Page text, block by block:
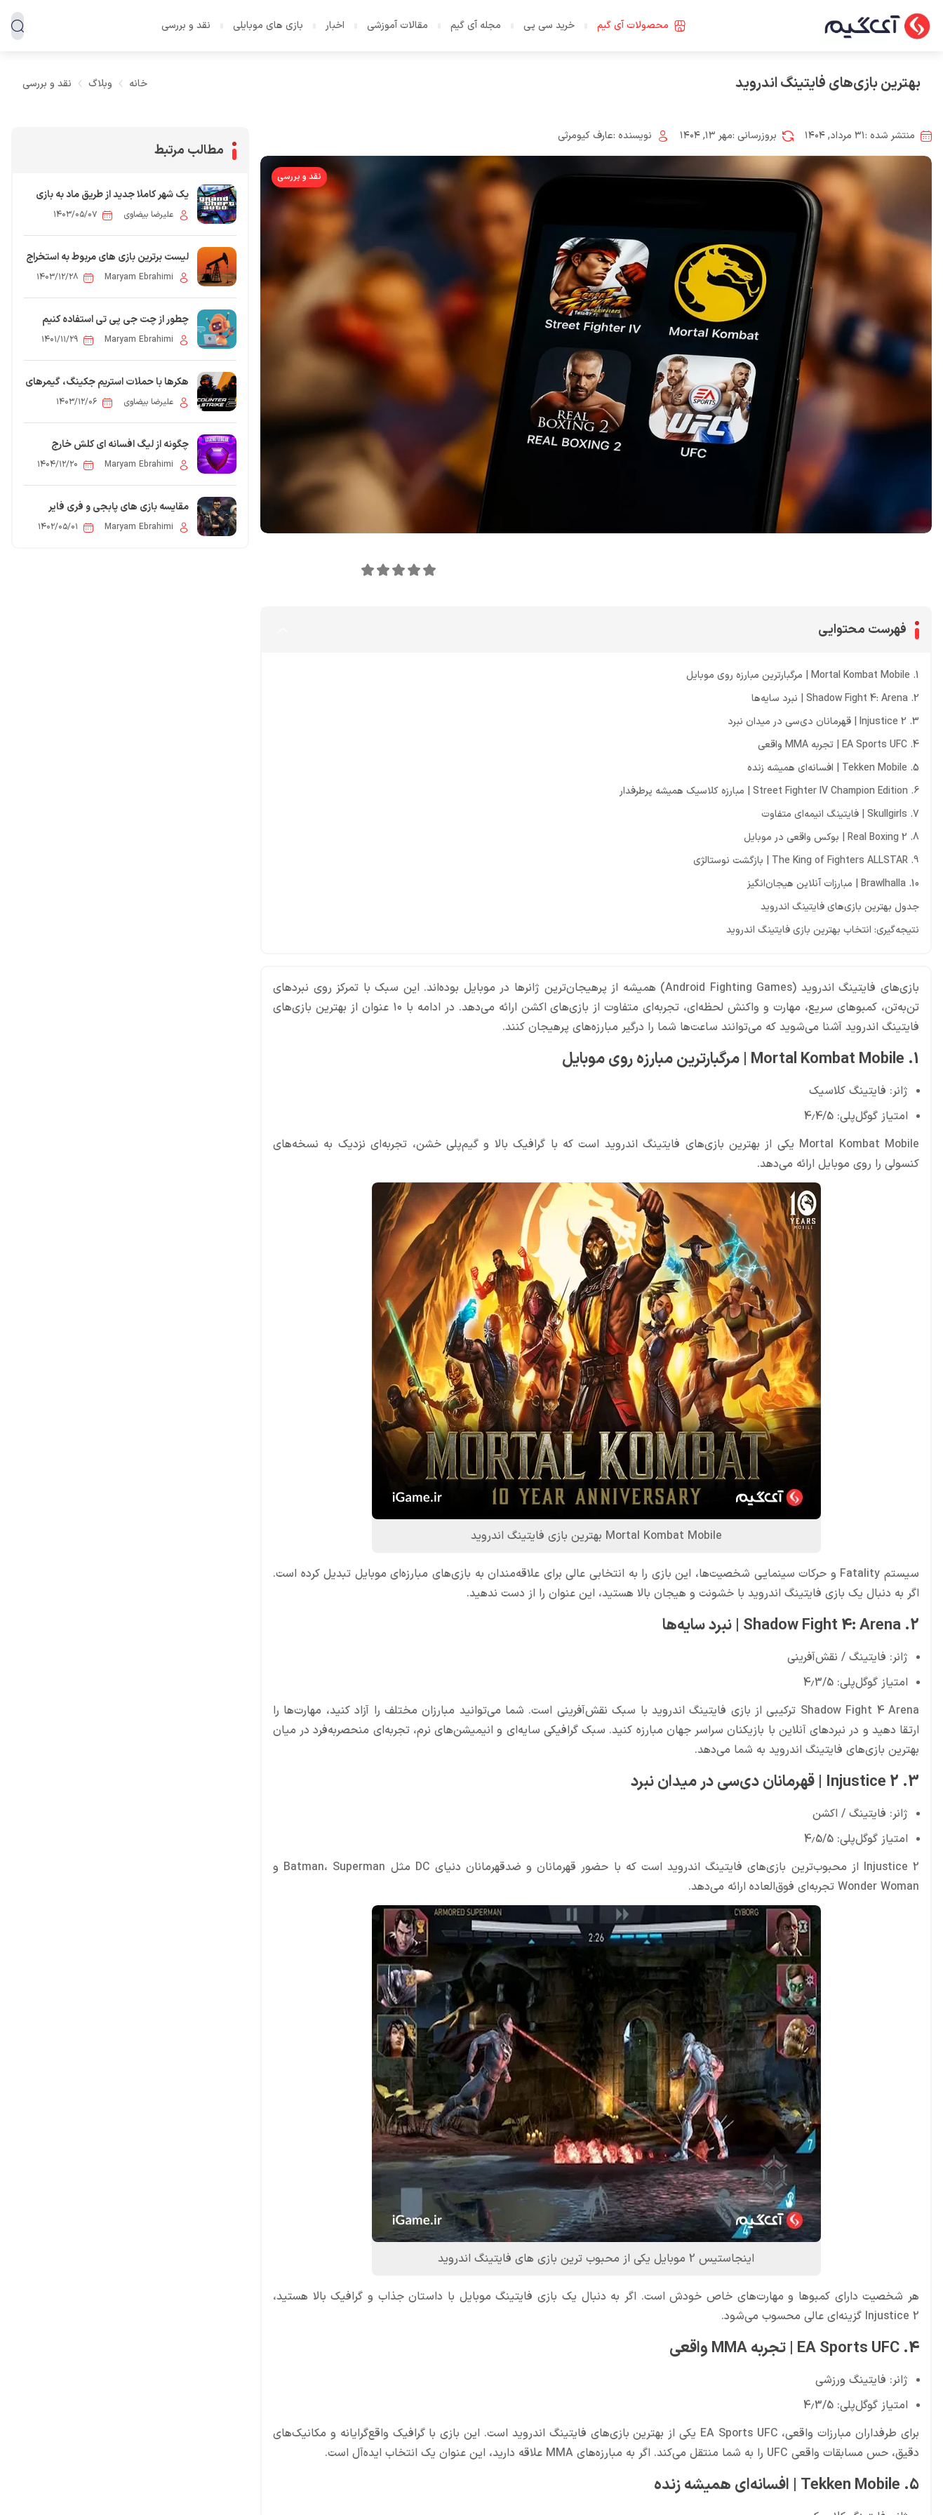
محصولات آی گیم خرید سی پی مجله آی گیم مقالات آموزشی اخبار بازی های موبایلی نقد و بررسی
بهترین بازی‌های فایتینگ اندروید خانه وبلاگ نقد و بررسی
منتشر شده :۳۱ مرداد, ۱۴۰۴ بروزرسانی :مهر ۱۳, ۱۴۰۴ نویسنده :عارف کیومرثی
نقد و بررسی
فهرست محتوایی
1. Mortal Kombat Mobile | مرگبارترین مبارزه روی موبایل
2. Shadow Fight 4: Arena | نبرد سایه‌ها
3. Injustice 2 | قهرمانان دی‌سی در میدان نبرد
4. EA Sports UFC | تجربه MMA واقعی
5. Tekken Mobile | افسانه‌ای همیشه زنده
6. Street Fighter IV Champion Edition | مبارزه کلاسیک همیشه پرطرفدار
7. Skullgirls | فایتینگ انیمه‌ای متفاوت
8. Real Boxing 2 | بوکس واقعی در موبایل
9. The King of Fighters ALLSTAR | بازگشت نوستالژی
10. Brawlhalla | مبارزات آنلاین هیجان‌انگیز
جدول بهترین بازی‌های فایتینگ اندروید
نتیجه‌گیری: انتخاب بهترین بازی فایتینگ اندروید
بازی‌های فایتینگ اندروید (Android Fighting Games) همیشه از پرهیجان‌ترین ژانرها در موبایل بوده‌اند. این سبک با تمرکز روی نبردهای
تن‌به‌تن، کمبوهای سریع، مهارت و واکنش لحظه‌ای، تجربه‌ای متفاوت از بازی‌های اکشن ارائه می‌دهد. در ادامه با ۱۰ عنوان از بهترین بازی‌های
فایتینگ اندروید آشنا می‌شوید که می‌توانند ساعت‌ها شما را درگیر مبارزه‌های پرهیجان کنند.
1. Mortal Kombat Mobile | مرگبارترین مبارزه روی موبایل
ژانر: فایتینگ کلاسیک
امتیاز گوگل‌پلی: 4.4/5
Mortal Kombat Mobile یکی از بهترین بازی‌های فایتینگ اندروید است که با گرافیک بالا و گیم‌پلی خشن، تجربه‌ای نزدیک به نسخه‌های
کنسولی را روی موبایل ارائه می‌دهد.
Mortal Kombat Mobile بهترین بازی فایتینگ اندروید
سیستم Fatality و حرکات سینمایی شخصیت‌ها، این بازی را به انتخابی عالی برای علاقه‌مندان به بازی‌های مبارزه‌ای موبایل تبدیل کرده است.
اگر به دنبال یک بازی فایتینگ اندروید با خشونت و هیجان بالا هستید، این عنوان را از دست ندهید.
2. Shadow Fight 4: Arena | نبرد سایه‌ها
ژانر: فایتینگ / نقش‌آفرینی
امتیاز گوگل‌پلی: 4.3/5
Shadow Fight 4 Arena ترکیبی از بازی فایتینگ اندروید با سبک نقش‌آفرینی است. شما می‌توانید مبارزان مختلف را آزاد کنید، مهارت‌ها را
ارتقا دهید و در نبردهای آنلاین با بازیکنان سراسر جهان مبارزه کنید. سبک گرافیکی سایه‌ای و انیمیشن‌های نرم، تجربه‌ای منحصر‌به‌فرد در میان
بهترین بازی‌های فایتینگ اندروید به شما می‌دهد.
3. Injustice 2 | قهرمانان دی‌سی در میدان نبرد
ژانر: فایتینگ / اکشن
امتیاز گوگل‌پلی: 4.5/5
Injustice 2 از محبوب‌ترین بازی‌های فایتینگ اندروید است که با حضور قهرمانان و ضدقهرمانان دنیای DC مثل Batman، Superman و
Wonder Woman تجربه‌ای فوق‌العاده ارائه می‌دهد.
اینجاستیس 2 موبایل یکی از محبوب ترین بازی های فایتینگ اندروید
هر شخصیت دارای کمبوها و مهارت‌های خاص خودش است. اگر به دنبال یک بازی فایتینگ موبایل با داستان جذاب و گرافیک بالا هستید،
Injustice 2 گزینه‌ای عالی محسوب می‌شود.
4. EA Sports UFC | تجربه MMA واقعی
ژانر: فایتینگ ورزشی
امتیاز گوگل‌پلی: 4.3/5
برای طرفداران مبارزات واقعی، EA Sports UFC یکی از بهترین بازی‌های فایتینگ اندروید است. این بازی با گرافیک واقع‌گرایانه و مکانیک‌های
دقیق، حس مسابقات واقعی UFC را به شما منتقل می‌کند. اگر به مبارزه‌های MMA علاقه دارید، این عنوان یک انتخاب ایده‌آل است.
5. Tekken Mobile | افسانه‌ای همیشه زنده
مطالب مرتبط
یک شهر کاملا جدید از طریق ماد به بازی
GTA ۵ اضافه شدعلیرضا بیضاوی ۱۴۰۳/۰۵/۰۷
لیست برترین بازی های مربوط به استخراج
نفتMaryam Ebrahimi ۱۴۰۳/۱۲/۲۸
چطور از چت جی پی تی استفاده کنیم
Maryam Ebrahimi ۱۴۰۱/۱۱/۲۹
هکرها با حملات استریم جکینگ، گیمرهای
Counter-Strike 2 را هدف قرار دادند
علیرضا بیضاوی ۱۴۰۳/۱۲/۰۶
چگونه از لیگ افسانه ای کلش خارج
شویم؟Maryam Ebrahimi ۱۴۰۴/۱۲/۲۰
مقایسه بازی های پابجی و فری فایر
Maryam Ebrahimi ۱۴۰۲/۰۵/۰۱